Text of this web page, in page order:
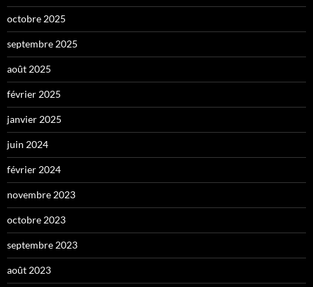
octobre 2025
septembre 2025
août 2025
février 2025
janvier 2025
juin 2024
février 2024
novembre 2023
octobre 2023
septembre 2023
août 2023